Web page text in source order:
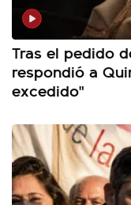
Tras el pedido
respondió a
excedido"